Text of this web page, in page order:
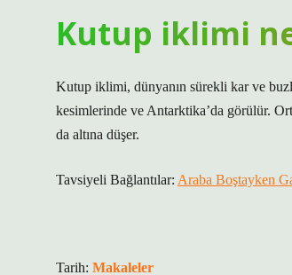
Kutup iklimi
Kutup iklimi, dünyanın sürekli kar ve
kesimlerinde ve Antarktika’da görülür.
da altına düşer.
Tavsiyeli Bağlantılar: Araba Boştayken
Tarih: Makaleler